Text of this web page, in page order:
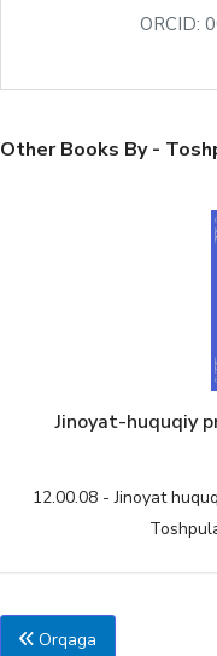
ORCID:
Other Books By -
Jinoyat-huquqiy
12.00.08 - Jinoyat
Orqaga